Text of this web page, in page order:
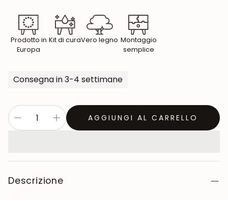
Prodotto in
Europa
Kit di curaVero legno Montaggio
semplice
Consegna in 3-4 settimane
AGGIUNGI AL CARRELLO
Descrizione